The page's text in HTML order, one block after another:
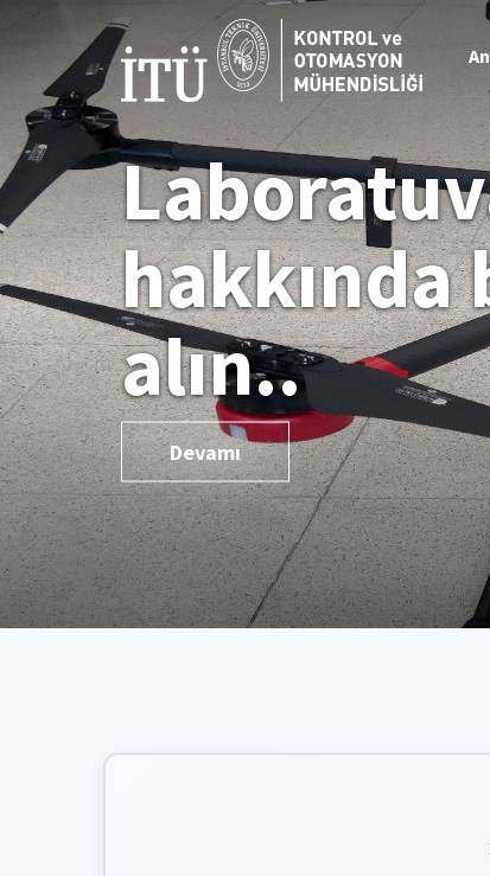
hakkında
alın..
Devamı